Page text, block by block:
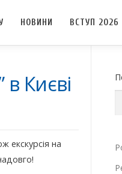
НОВИНИ ВСТУП 2026
в Києві
екскурсія на